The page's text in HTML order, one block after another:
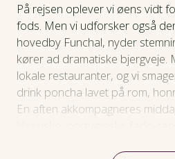
Praktiske oplysninger
På rejsen oplever vi øens vidt
fods. Men vi udforsker også
hovedby Funchal, nyder
kører ad dramatiske bjergveje.
lokale restauranter, og vi
drink poncha lavet på rom,
En aften akkompagneres